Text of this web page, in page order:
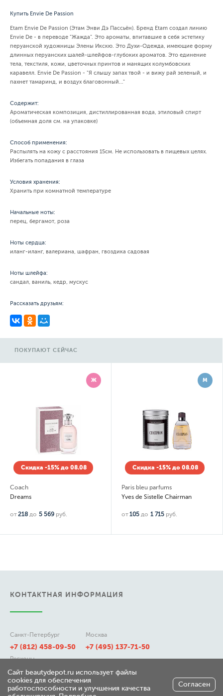
Купить Envie De Passion
Etam Envie De Passion (Этам Энви Дэ Пассьён). Бренд Etam создал линию
Envie De - в переводе "Жажда". Это ароматы, впитавшие в себя эстетику
перуанской художницы Элены Икскю. Это Духи-Одежда, имеющие форму
длинных перуанских шалей-шлейфов-глубоких ароматов. Это единение
тела, текстиля, кожи, цветочных принтов и манящих колумбовских
каравелл. Envie De Passion - "Я слышу запах твой - и вижу рай зеленый, и
пахнет тамаринд, и воздух благовонный..."
Содержит:
Ароматическая композиция, дистиллированная вода, этиловый спирт
(объемная доля см. на упаковке)
Способ применения:
Распылять на кожу с расстояния 15см. Не использовать в пищевых целях.
Избегать попадания в глаза
Условия хранения:
Хранить при комнатной температуре
Начальные ноты:
перец, бергамот, роза
Ноты сердца:
иланг-иланг, валериана, шафран, гвоздика садовая
Ноты шлейфа:
сандал, ваниль, кедр, мускус
Рассказать друзьям:
ПОКУПАЮТ СЕЙЧАС
Ж
Скидка -15% до 08.08
Coach
Dreams
от218 до 5 569 руб.
М
Скидка -15% до 08.08
Paris bleu parfums
Yves de Sistelle Chairman
от105 до 1 715 руб.
КОНТАКТНАЯ ИНФОРМАЦИЯ
Санкт-Петербург
+7 (812) 458-09-50
Москва
+7 (495) 137-71-50
Регионы
8 (800) 511-21-50
Сайт beautydepot.ru использует файлы
cookies для обеспечения
работоспособности и улучшения качества
Согласен